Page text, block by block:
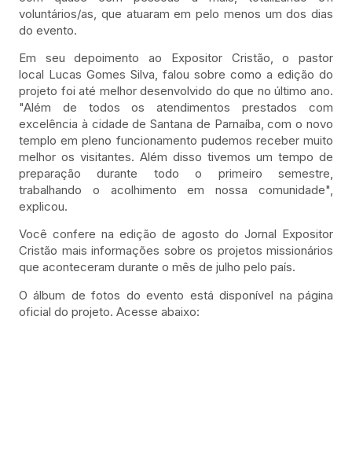
voluntários/as, que atuaram em pelo menos um dos dias
do evento.
Em seu depoimento ao Expositor Cristão, o pastor
local Lucas Gomes Silva, falou sobre como a edição do
projeto foi até melhor desenvolvido do que no último ano.
"Além de todos os atendimentos prestados com
excelência à cidade de Santana de Parnaíba, com o novo
templo em pleno funcionamento pudemos receber muito
melhor os visitantes. Além disso tivemos um tempo de
preparação durante todo o primeiro semestre,
trabalhando o acolhimento em nossa comunidade",
explicou.
Você confere na edição de agosto do Jornal Expositor
Cristão mais informações sobre os projetos missionários
que aconteceram durante o mês de julho pelo país.
O álbum de fotos do evento está disponível na página
oficial do projeto. Acesse abaixo: